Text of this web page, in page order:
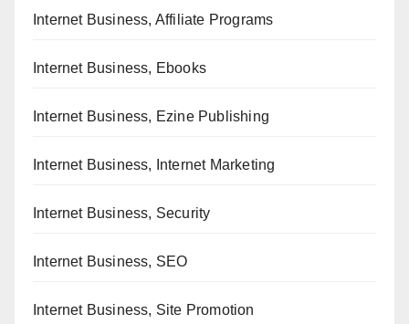
Internet Business, Affiliate Programs
Internet Business, Ebooks
Internet Business, Ezine Publishing
Internet Business, Internet Marketing
Internet Business, Security
Internet Business, SEO
Internet Business, Site Promotion